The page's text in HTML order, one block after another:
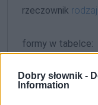
Dobry słownik -
Information
rzeczownik
formy w tabelce:
formy